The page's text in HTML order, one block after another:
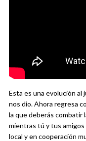
Esta es una evolución al
nos dio. Ahora regresa
la que deberás combatir
mientras tú y tus
local y en cooperación